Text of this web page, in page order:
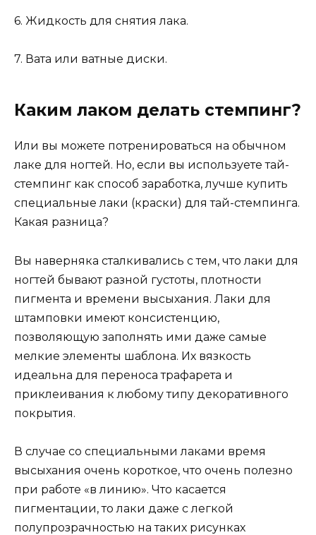
6. Жидкость для снятия лака.
7. Вата или ватные диски.
Каким лаком делать стемпинг?
Или вы можете потренироваться на обычном
лаке для ногтей. Но, если вы используете тай-
стемпинг как способ заработка, лучше купить
специальные лаки (краски) для тай-стемпинга.
Какая разница?
Вы наверняка сталкивались с тем, что лаки для
ногтей бывают разной густоты, плотности
пигмента и времени высыхания. Лаки для
штамповки имеют консистенцию,
позволяющую заполнять ими даже самые
мелкие элементы шаблона. Их вязкость
идеальна для переноса трафарета и
приклеивания к любому типу декоративного
покрытия.
В случае со специальными лаками время
высыхания очень короткое, что очень полезно
при работе «в линию». Что касается
пигментации, то лаки даже с легкой
полупрозрачностью на таких рисунках